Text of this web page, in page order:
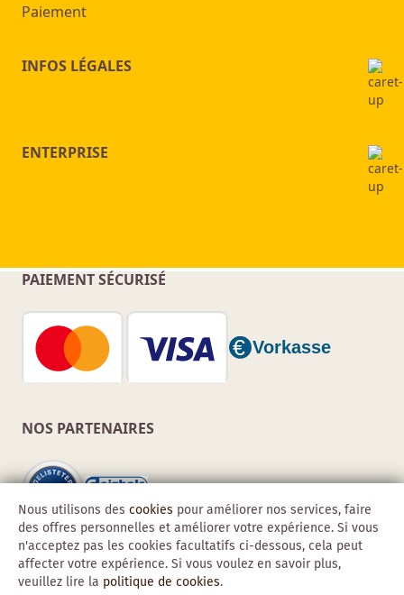
Paiement
INFOS LÉGALES
ENTERPRISE
PAIEMENT SÉCURISÉ
NOS PARTENAIRES
Nous utilisons des cookies pour améliorer nos services, faire
des offres personnelles et améliorer votre expérience. Si vous
n'acceptez pas les cookies facultatifs ci-dessous, cela peut
affecter votre expérience. Si vous voulez en savoir plus,
veuillez lire la politique de cookies.